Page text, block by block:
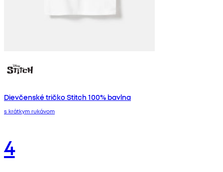
Dievčenské tričko Stitch 100% bavlna
s krátkym rukávom
4